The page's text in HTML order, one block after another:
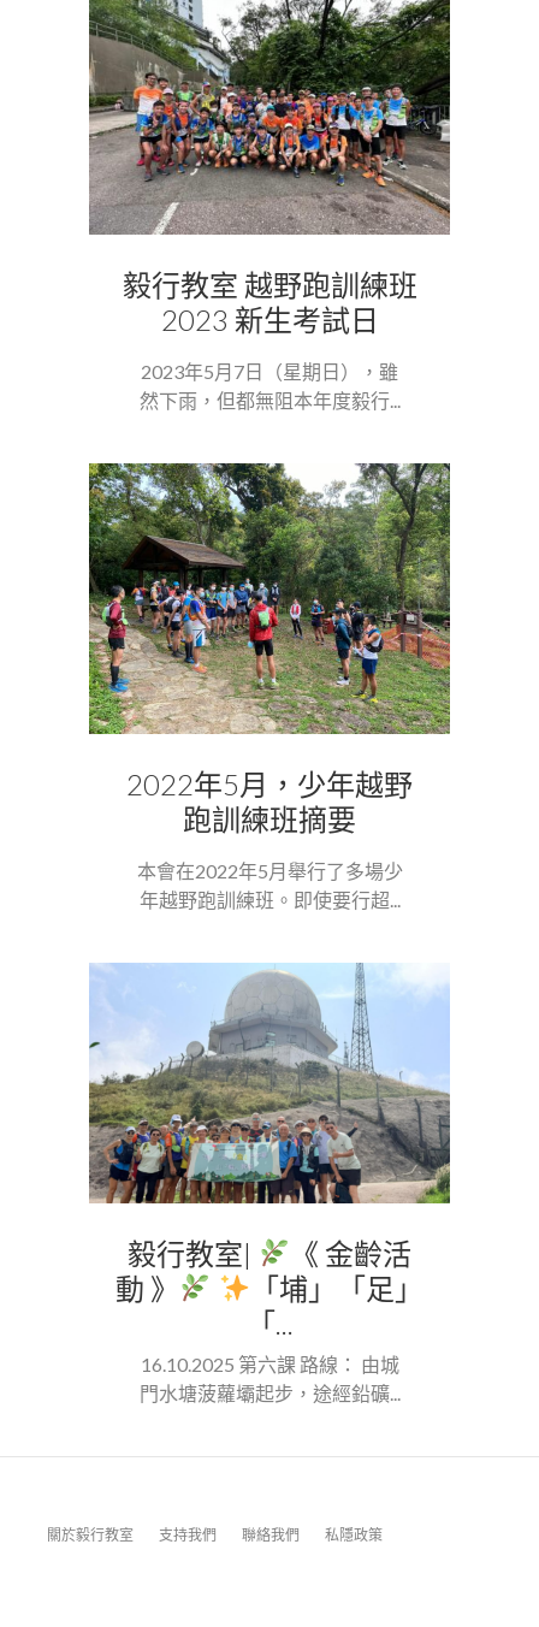
毅行教室 越野跑訓練班
2023 新生考試日
2023年5月7日（星期日），雖
然下雨，但都無阻本年度毅行...
2022年5月，少年越野
跑訓練班摘要
本會在2022年5月舉行了多場少
年越野跑訓練班。即使要行超...
毅行教室|
《 金齡活
動 》
「埔」「足」
「...
16.10.2025 第六課 路線： 由城
門水塘菠蘿壩起步，途經鉛礦...
關於毅行教室 支持我們 聯絡我們 私隱政策